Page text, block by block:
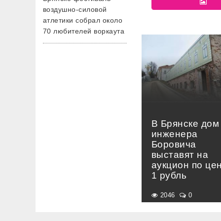
воздушно-силовой
атлетики собрал около
70 любителей воркаута
В Брянске дом
инженера
Боровича
выставят на
аукцион по
1 рубль
2046 0